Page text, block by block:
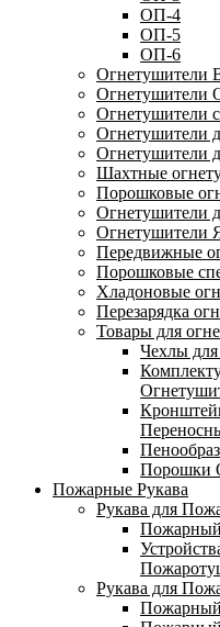
ОП-4
ОП-5
ОП-6
Огнетушители
Огнетушители
Огнетушители
Огнетушители
Огнетушители
Шахтные
Порошковые
Огнетушители
Огнетушители
Передвижные
Порошковые
Хладоновые
Перезарядка
Товары для
Чехлы
Порошки
Пожарные Рукава
Рукава для
Пожарный
Рукава для
Пожарный